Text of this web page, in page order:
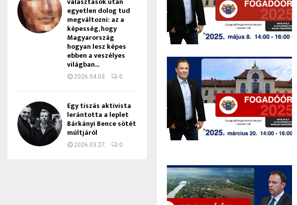
egyetlen dolog tud
megváltozni: az a
képesség, hogy
Magyarország
hogyan lesz képes
ebben a veszélyes
világban...
2026.04.03. 0
Egy tiszás aktivista
lerántotta a leplet
Bárkányi Bence sötét
múltjáról
2026.03.27. 0